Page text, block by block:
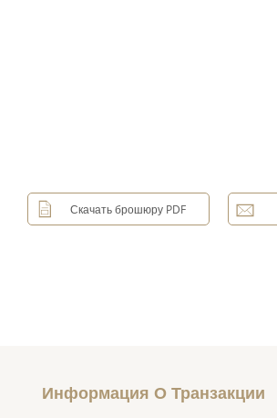
Скачать брошюру PDF
Информация О Транзакции